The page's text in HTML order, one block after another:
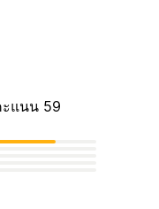
ะแนน 59